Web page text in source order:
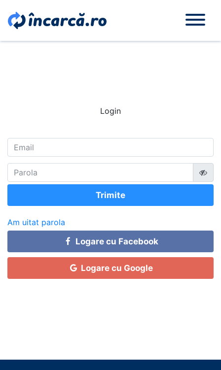
Login
Trimite
Am uitat parola
Logare cu Facebook
Logare cu Google